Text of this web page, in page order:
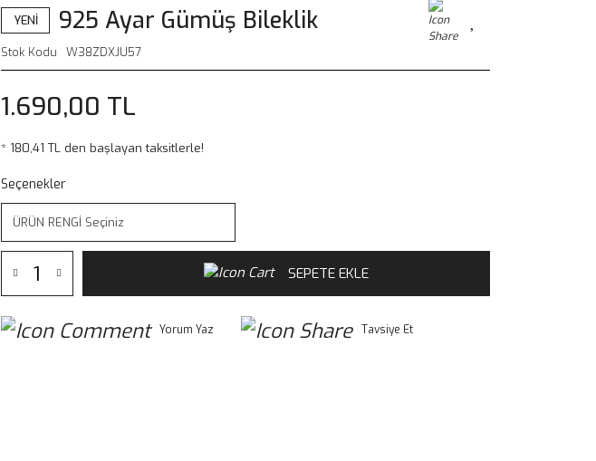
YENİ 925 Ayar Gümüş Bileklik
Stok Kodu W38ZDXJU57
1.690,00 TL
* 180,41 TL den başlayan taksitlerle!
Seçenekler
SEPETE EKLE
Yorum Yaz Tavsiye Et